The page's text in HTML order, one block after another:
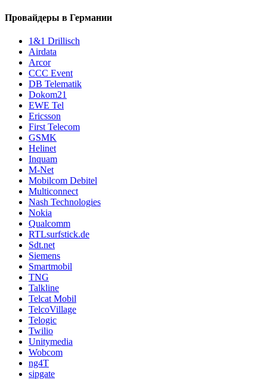
Провайдеры в Германии
1&1 Drillisch
Airdata
Arcor
CCC Event
DB Telematik
Dokom21
EWE Tel
Ericsson
First Telecom
GSMK
Helinet
Inquam
M-Net
Mobilcom Debitel
Multiconnect
Nash Technologies
Nokia
Qualcomm
RTLsurfstick.de
Sdt.net
Siemens
Smartmobil
TNG
Talkline
Telcat Mobil
TelcoVillage
Telogic
Twilio
Unitymedia
Wobcom
ng4T
sipgate